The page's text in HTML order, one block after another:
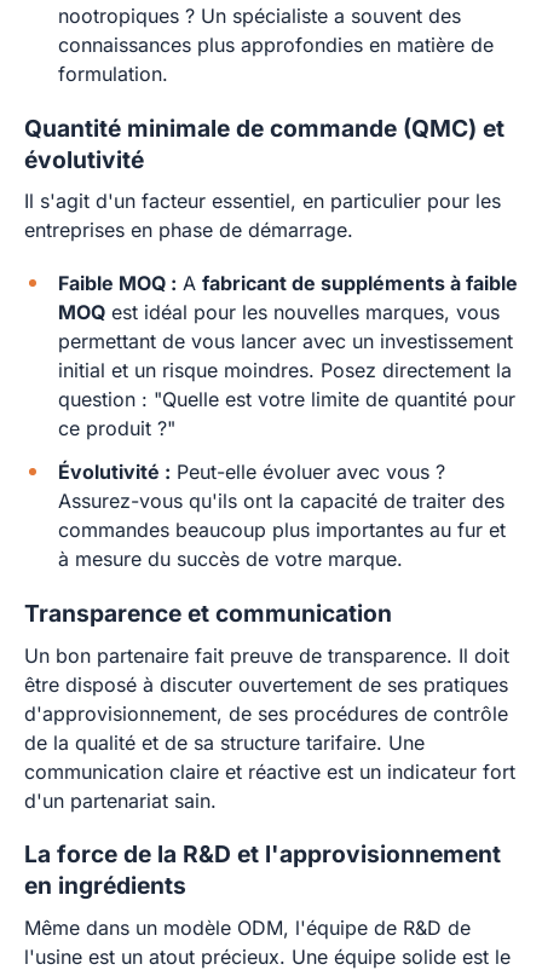
nootropiques ? Un spécialiste a souvent des
connaissances plus approfondies en matière de
formulation.
Quantité minimale de commande (QMC) et
évolutivité
Il s'agit d'un facteur essentiel, en particulier pour les
entreprises en phase de démarrage.
Faible MOQ : A fabricant de suppléments à faible
MOQ est idéal pour les nouvelles marques, vous
permettant de vous lancer avec un investissement
initial et un risque moindres. Posez directement la
question : "Quelle est votre limite de quantité pour
ce produit ?"
Évolutivité : Peut-elle évoluer avec vous ?
Assurez-vous qu'ils ont la capacité de traiter des
commandes beaucoup plus importantes au fur et
à mesure du succès de votre marque.
Transparence et communication
Un bon partenaire fait preuve de transparence. Il doit
être disposé à discuter ouvertement de ses pratiques
d'approvisionnement, de ses procédures de contrôle
de la qualité et de sa structure tarifaire. Une
communication claire et réactive est un indicateur fort
d'un partenariat sain.
La force de la R&D et l'approvisionnement
en ingrédients
Même dans un modèle ODM, l'équipe de R&D de
l'usine est un atout précieux. Une équipe solide est le